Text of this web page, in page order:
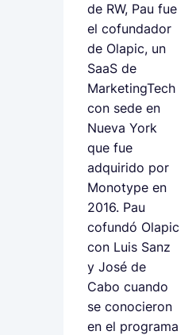
de RW, Pau fue
el cofundador
de Olapic, un
SaaS de
MarketingTech
con sede en
Nueva York
que fue
adquirido por
Monotype en
2016. Pau
cofundó Olapic
con Luis Sanz
y José de
Cabo cuando
se conocieron
en el programa